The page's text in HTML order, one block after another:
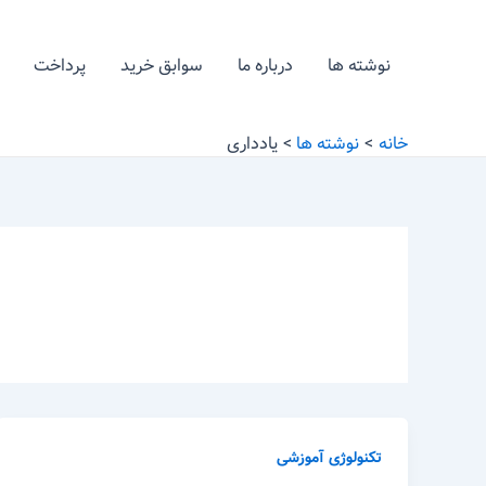
نوشته ها درباره ما سوابق خرید پرداخت
خانه نوشته ها یادداری
تکنولوژی آموزشی